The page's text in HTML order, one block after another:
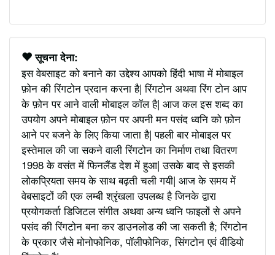
सूचना देना:
इस वेबसाइट को बनाने का उद्देश्य आपको हिंदी भाषा में मोबाइल
फ़ोन की रिंगटोन प्रदान करना है| रिंगटोन अथवा रिंग टोन आप
के फ़ोन पर आने वाली मोबाइल कॉल है| आज कल इस शब्द का
उपयोग अपने मोबाइल फ़ोन पर अपनी मन पसंद ध्वनि को फ़ोन
आने पर बजने के लिए किया जाता है| पहली बार मोबाइल पर
इस्तेमाल की जा सकने वाली रिंगटोन का निर्माण तथा वितरण
1998 के वसंत में फिनलैंड देश में हुआ| उसके बाद से इसकी
लोकप्रियता समय के साथ बढ़ती चली गयी| आज के समय में
वेबसाइटों की एक लम्बी श्रृंखला उपलब्ध है जिनके द्वारा
प्रयोगकर्ता डिजिटल संगीत अथवा अन्य ध्वनि फाइलों से अपने
पसंद की रिंगटोन बना कर डाउनलोड की जा सकती है; रिंगटोन
के प्रकार जैसे मोनोफोनिक, पॉलीफोनिक, सिंगटोन एवं वीडियो